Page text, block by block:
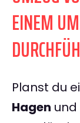
EINEM
Planst du
Hagen